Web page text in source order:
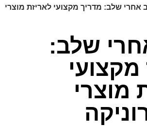
אחרי שלב: מדריך מקצועי לאריזת מוצרי
שלב:
מוצרי